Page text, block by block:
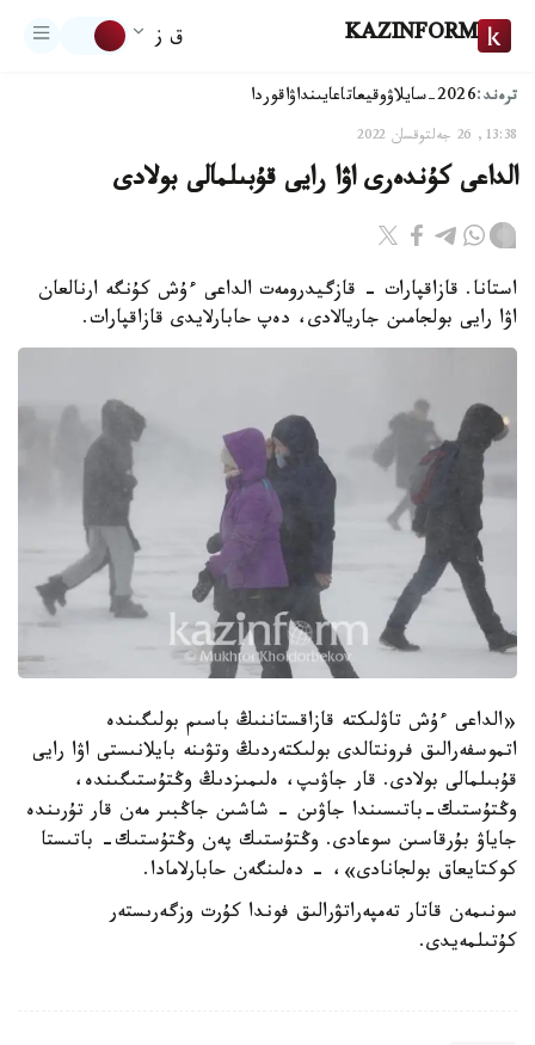
KAZINFORM ق ز
ترەند:2026-سايلاۋ وقيعاتاعايىنداۋاقوردا
13:38, 26 جەلتوقسان 2022
الداعى كۇندەرى اۋا رايى قۇبىلمالى بولادى
استانا. قازاقپارات - قازگيدرومەت الداعى ءۇش كۇنگە ارنالعان
اۋا رايى بولجامىن جاريالادى، دەپ حابارلايدى قازاقپارات.
«الداعى ءۇش تاۋلىكتە قازاقستاننىڭ باسىم بولىگىندە
اتموسفەرالىق فرونتالدى بولىكتەردىڭ وتۋىنە بايلانىستى اۋا رايى
قۇبىلمالى بولادى. قار جاۋىپ، ەلىمىزدىڭ وڭتۇستىگىندە،
وڭتۇستىك-باتىسىندا جاۋىن - شاشىن جاڭبىر مەن قار تۇرىندە
جاياۋ بۇرقاسىن سوعادى. وڭتۇستىك پەن وڭتۇستىك- باتىستا
كوكتايعاق بولجانادى»، - دەلىنگەن حابارلامادا.
سونىمەن قاتار تەمپەراتۋرالىق فوندا كۇرت وزگەرىستەر
كۇتىلمەيدى.